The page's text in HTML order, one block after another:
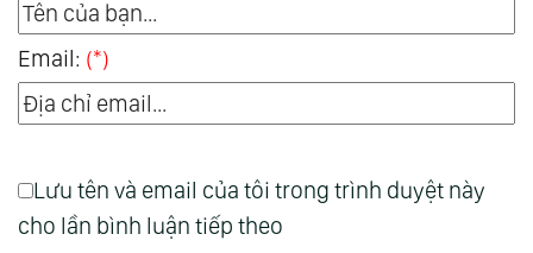
Email: (*)
Lưu tên và email của tôi trong trình duyệt này
cho lần bình luận tiếp theo